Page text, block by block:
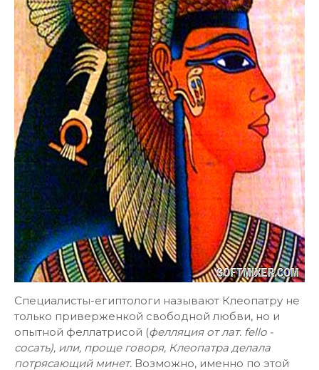
Специалисты-египтологи называют Клеопатру не
только приверженкой свободной любви, но и
опытной феллатрисой (фелляция от лат. fello -
сосать), или, проще говоря, Клеопатра делала
потрясающий минет. Возможно, именно по этой